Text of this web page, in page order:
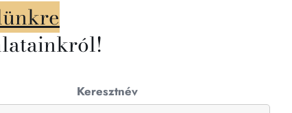
Keresztnév